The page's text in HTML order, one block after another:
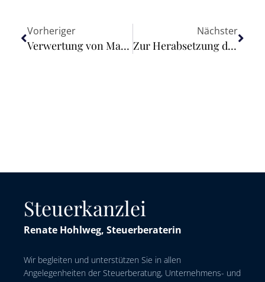
Vorheriger
Verwertung von Markenrechten und Internetdomains stellt gewerbliche Tätigkeit dar
Nächster
Zur Herabsetzung der Erwerbsminderung eines ehemaligen Polizeibeamten
Steuerkanzlei
Renate Hohlweg, Steuerberaterin
Wir begleiten und unterstützen Sie in allen
Angelegenheiten der Steuerberatung, Unternehmens- und